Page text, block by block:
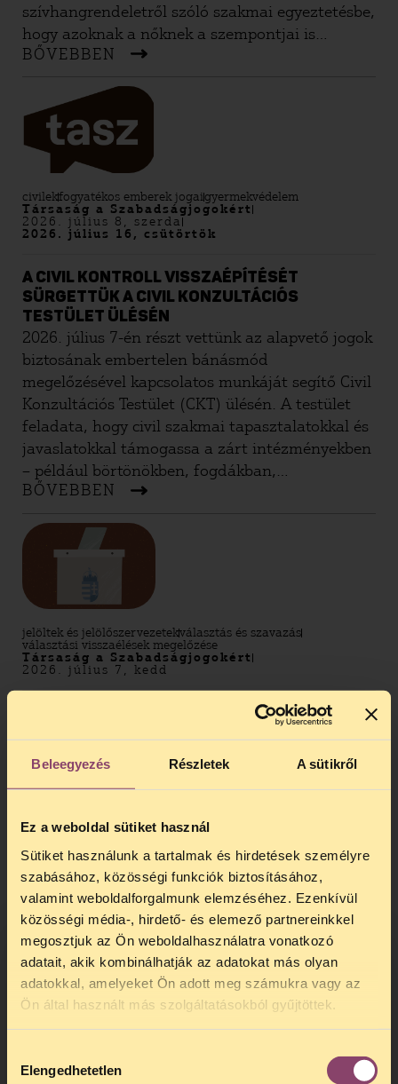
Beleegyezés Részletek A sütikről
Ez a weboldal sütiket használ
Sütiket használunk a tartalmak és hirdetések személyre
szabásához, közösségi funkciók biztosításához,
valamint weboldalforgalmunk elemzéséhez. Ezenkívül
közösségi média-, hirdető- és elemező partnereinkkel
megosztjuk az Ön weboldalhasználatra vonatkozó
adatait, akik kombinálhatják az adatokat más olyan
adatokkal, amelyeket Ön adott meg számukra vagy az
Ön által használt más szolgáltatásokból gyűjtöttek.
kiválasztása
Elengedhetetlen
szívhangrendeletről szóló szakmai egyeztetésbe,
hogy azoknak a nőknek a szempontjai is
megjelenhessenek, akiket a szabályozás érint.
BŐVEBBEN
civilekfogyatékos emberek jogaigyermekvédelem
Társaság a Szabadságjogokért
2026. július 8, szerda
2026. július 16, csütörtök
A CIVIL KONTROLL VISSZAÉPÍTÉSÉT
SÜRGETTÜK A CIVIL KONZULTÁCIÓS
TESTÜLET ÜLÉSÉN
2026. július 7-én részt vettünk az alapvető jogok
biztosának embertelen bánásmód
megelőzésével kapcsolatos munkáját segítő Civil
Konzultációs Testület (CKT) ülésén. A testület
feladata, hogy civil szakmai tapasztalatokkal és
javaslatokkal támogassa a zárt intézményekben
– például börtönökben, fogdákban,
gyermekvédelmi intézményekben,
személyek intézményeiben, menekültügyi és
idegenrendészeti őrizetben – lévők jogainak
védelmét.
BŐVEBBEN
jelöltek és jelölőszervezetekválasztás és szavazás
választási visszaélések megelőzése
Társaság a Szabadságjogokért
2026. július 7, kedd
FELJELENTÉST TETT A TASZ, MIUTÁN SOKAN
Feljelentést tett a Társaság a Szabadságjogokért
(TASZ), miután tömegesen keresték meg a
szervezetet olyan választópolgárok, akiket
nemzetiségi névjegyzékbe az idei országgyűlési
választáson.
BŐVEBBEN
2026. július 6, hétfő
TELEFONOS JOGSEGÉLY
SZÜNET!
hogytelefonos jogsegélyünk július 27 és